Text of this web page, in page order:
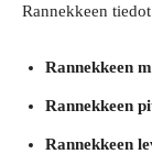
Rannekkeen
Rannekkeen
Rannekkeen
Rannekkeen